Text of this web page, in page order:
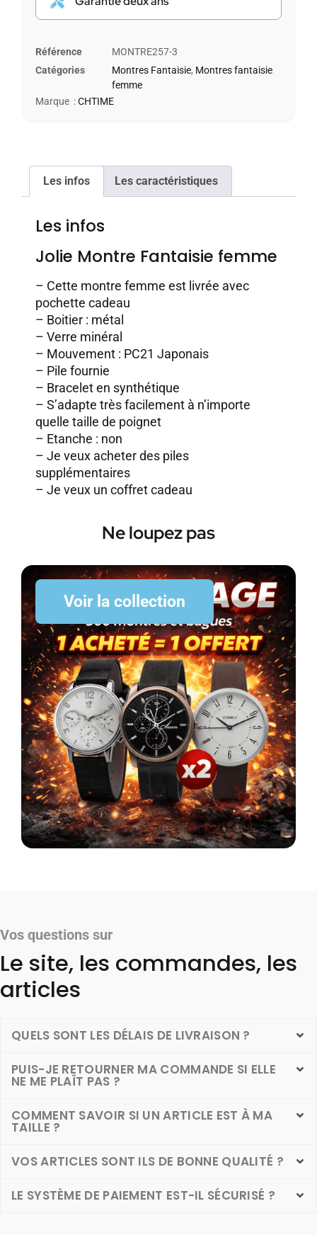
Référence
MONTRE257-3
Catégories
Montres Fantaisie, Montres fantaisie
femme
Marque :CHTIME
Les infos Les caractéristiques
Les infos
Jolie Montre Fantaisie femme
– Cette montre femme est livrée avec
pochette cadeau
– Boitier : métal
– Verre minéral
– Mouvement : PC21 Japonais
– Pile fournie
– Bracelet en synthétique
– S’adapte très facilement à n’importe
quelle taille de poignet
– Etanche : non
– Je veux acheter des piles
supplémentaires
– Je veux un coffret cadeau
Ne loupez pas
Voir la collection
Vos questions sur
Le site, les commandes, les
articles
QUELS SONT LES DÉLAIS DE LIVRAISON ?
PUIS-JE RETOURNER MA COMMANDE SI ELLE
NE ME PLAÎT PAS ?
COMMENT SAVOIR SI UN ARTICLE EST À MA
TAILLE ?
VOS ARTICLES SONT ILS DE BONNE QUALITÉ ?
LE SYSTÈME DE PAIEMENT EST-IL SÉCURISÉ ?